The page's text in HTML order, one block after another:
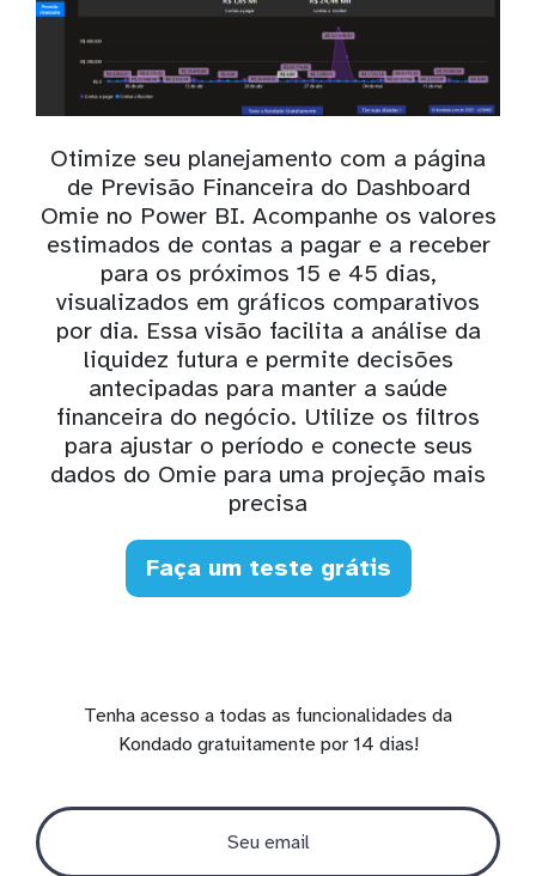
Otimize seu planejamento com a página
de Previsão Financeira do Dashboard
Omie no Power BI. Acompanhe os valores
estimados de contas a pagar e a receber
para os próximos 15 e 45 dias,
visualizados em gráficos comparativos
por dia. Essa visão facilita a análise da
liquidez futura e permite decisões
antecipadas para manter a saúde
financeira do negócio. Utilize os filtros
para ajustar o período e conecte seus
dados do Omie para uma projeção mais
precisa
Faça um teste grátis
Tenha acesso a todas as funcionalidades da
Kondado gratuitamente por 14 dias!